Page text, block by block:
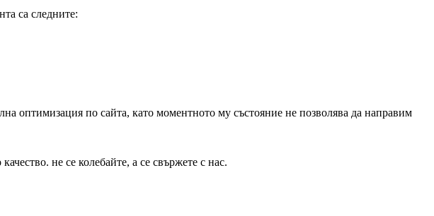
са следните:
оптимизация по сайта, като моментното му състояние не позволява да направим
не се колебайте, а се свържете с нас.